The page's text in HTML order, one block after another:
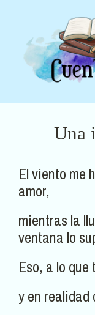
contenido
Una
El viento me
amor,
mientras la
ventana lo
Eso, a lo
y en realidad